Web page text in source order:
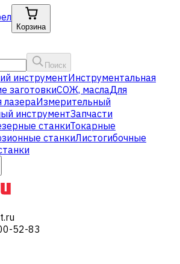
Корзина
Поиск
инструментИнструментальная
заготовкиСОЖ, маслаДля
лазераИзмерительный
инструментЗапчасти
станкиТокарные
станкиЛистогибочные
52-83